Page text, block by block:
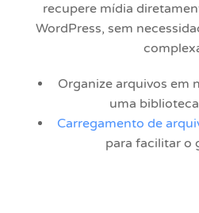
recupere mídia
WordPress, sem
Organize arquivos em
uma
Carregamento de
para facilitar o